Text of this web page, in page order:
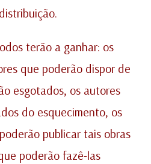
terão a ganhar: os
que poderão dispor de
esgotados, os autores
do esquecimento, os
publicar tais obras
poderão fazê-las